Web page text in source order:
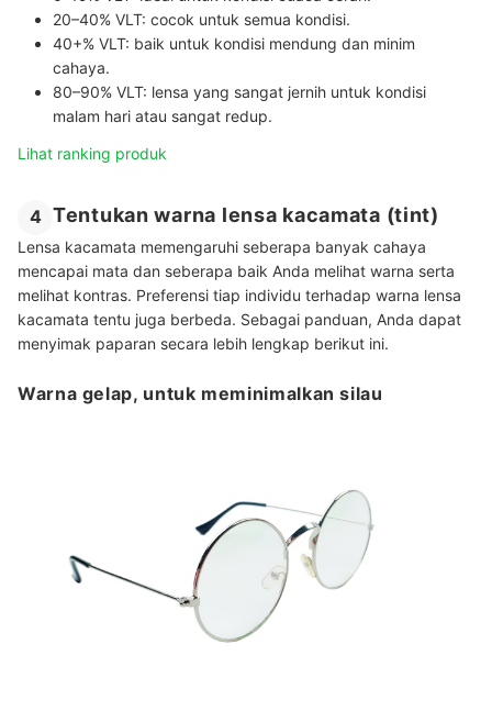
20–40% VLT: cocok untuk semua kondisi.
40+% VLT: baik untuk kondisi mendung dan minim
cahaya.
80–90% VLT: lensa yang sangat jernih untuk kondisi
malam hari atau sangat redup.
Lihat ranking produk
4 Tentukan warna lensa kacamata (tint)
Lensa kacamata memengaruhi seberapa banyak cahaya
mencapai mata dan seberapa baik Anda melihat warna serta
melihat kontras. Preferensi tiap individu terhadap warna lensa
kacamata tentu juga berbeda. Sebagai panduan, Anda dapat
menyimak paparan secara lebih lengkap berikut ini.
Warna gelap, untuk meminimalkan silau